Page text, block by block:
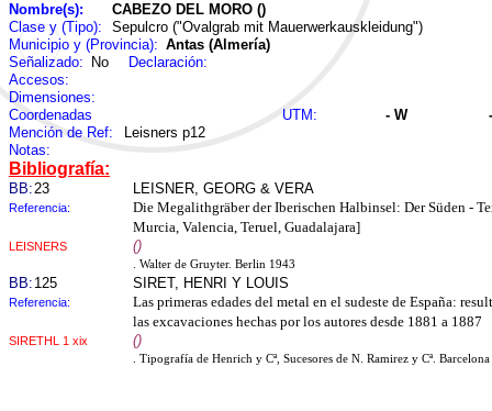
Nombre(s):
CABEZO DEL MORO ()
Clase y (Tipo):
Sepulcro ("Ovalgrab mit Mauerwerkauskleidung")
Municipio y (Provincia): Antas (Almería)
Señalizado:
No
Declaración:
Accesos:
Dimensiones:
Coordenadas
UTM: - W
Mención de Ref:
Leisners p12
Notas:
Bibliografía:
BB:23 LEISNER, GEORG & VERA
Referencia:
Die Megalithgräber der Iberischen Halbinsel: Der Süden -
Murcia, Valencia, Teruel, Guadalajara]
LEISNERS ()
. Walter de Gruyter. Berlin 1943
BB: 125 SIRET, HENRI Y LOUIS
Referencia:
Las primeras edades del metal en el sudeste de España:
las excavaciones hechas por los autores desde 1881 a 1887
SIRETHL 1 xix ()
. Tipografía de Henrich y Cª, Sucesores de N. Ramirez y Cª.